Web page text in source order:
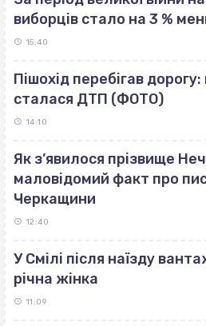
виборців стало на 3 %
15:40
Пішохід перебігав
сталася ДТП (ФОТО)
14:10
Як з’явилося прізвище
маловідомий факт про
Черкащини
12:40
У Смілі після наїзду
річна жінка
11:09